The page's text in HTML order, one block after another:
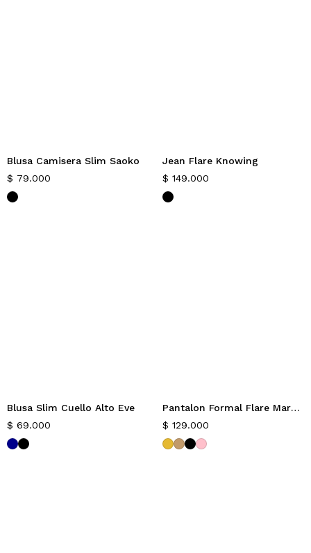
Blusa Camisera Slim Saoko
$ 79.000
Jean Flare Knowing
$ 149.000
Blusa Slim Cuello Alto Eve
$ 69.000
Pantalon Formal Flare Marvin
$ 129.000